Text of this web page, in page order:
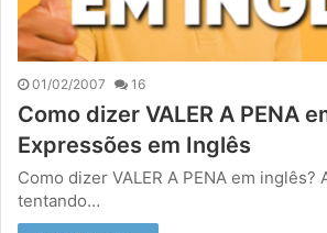
01/02/2007 16
Como dizer VALER A PENA
Expressões em Inglês
Como dizer VALER A PENA em inglês?
tentando…